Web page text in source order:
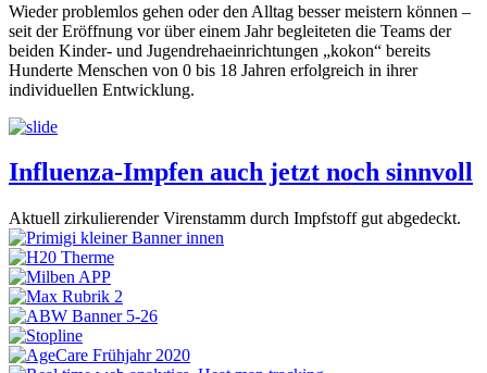
Wieder problemlos gehen oder den Alltag besser meistern können –
seit der Eröffnung vor über einem Jahr begleiteten die Teams der
beiden Kinder- und Jugendrehaeinrichtungen „kokon“ bereits
Hunderte Menschen von 0 bis 18 Jahren erfolgreich in ihrer
individuellen Entwicklung.
Influenza-Impfen auch jetzt noch sinnvoll
Aktuell zirkulierender Virenstamm durch Impfstoff gut abgedeckt.